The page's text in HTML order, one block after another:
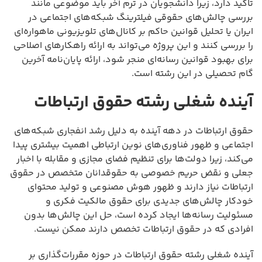
تاکید دارد، زیرا دانشجویان در ترم آخر باید موضوعی مانند
بررسی چالش‌های حقوقی فیلترینگ شبکه‌های اجتماعی در
ایران یا تحلیل قوانین حاکم بر کانال‌های تلویزیونی ماهواره‌ای
را بررسی کنند و این پروژه می‌تواند به ارائه راهکارهای اصلاحی
برای بهبود قوانین رسانه‌ای منجر شود، ارائه پایان‌نامه آخرین
گام تحصیلی در این رشته است.
آینده شغلی رشته حقوق ارتباطات
حقوق ارتباطات در دهه آینده به دلیل رشد انفجاری شبکه‌های
اجتماعی و ظهور فناوری‌های نوین ارتباطی اهمیت بیشتری پیدا
می‌کند، زیرا دولت‌ها برای تنظیم فضای مجازی و مقابله با اخبار
جعلی و نقض حریم خصوصی به حقوقدانان متخصص در حقوق
ارتباطات نیاز دارند و ظهور هوش مصنوعی و تولید محتوای
خودکار چالش‌های جدیدی برای حقوق مالکیت فکری و
مسئولیت رسانه‌ها ایجاد کرده است، حل این چالش‌ها بدون
افرادی که در حقوق ارتباطات تخصص دارند ممکن نیست.
آینده شغلی رشته حقوق ارتباطات در حوزه مقررات‌گذاری بر